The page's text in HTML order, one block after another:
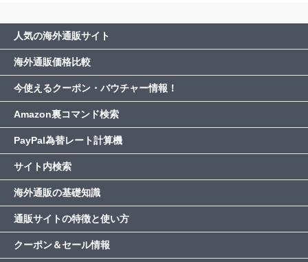
人気の海外通販サイト
海外通販価格比較
今使えるクーポン・バウチャー情報！
Amazon裏コマンド検索
PayPal為替レート計算機
サイト内検索
海外通販の基礎知識
通販サイトの特徴と使い方
クーポン＆セール情報